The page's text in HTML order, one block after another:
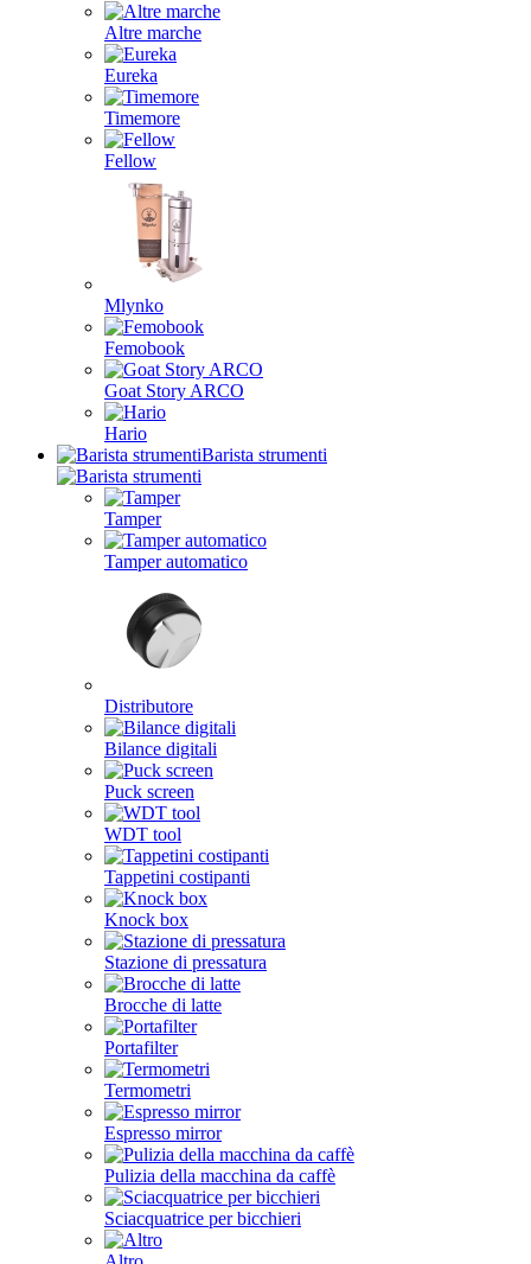
Altre marche
Eureka
Timemore
Fellow
Mlynko
Femobook
Goat Story ARCO
Hario
Barista strumenti
Tamper
Tamper automatico
Distributore
Bilance digitali
Puck screen
WDT tool
Tappetini costipanti
Knock box
Stazione di pressatura
Brocche di latte
Portafilter
Termometri
Espresso mirror
Pulizia della macchina da caffè
Sciacquatrice per bicchieri